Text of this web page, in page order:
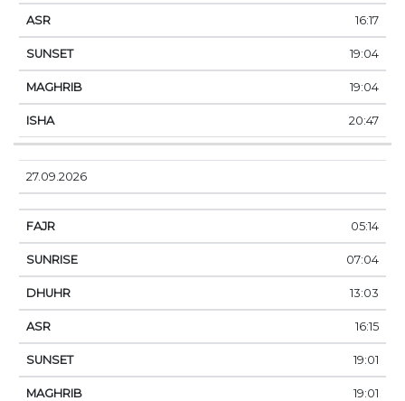
16:17
19:04
19:04
20:47
27.09.2026
05:14
07:04
13:03
16:15
19:01
19:01